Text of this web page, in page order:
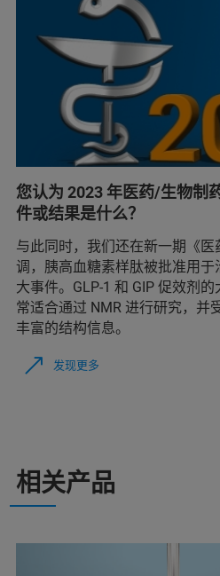
您认为 2023 年医药/生物制
件或结果是什么？
与此同时，我们还在新一期《
调，胰高血糖素样肽被批准用
大事件。GLP-1 和 GIP 促效剂
常适合通过 NMR 进行研究，并
丰富的结构信息。
发现更多
相关产品